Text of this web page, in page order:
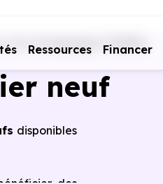
Ressources Financer
(31) Gragnague (31380)
neuf
disponibles